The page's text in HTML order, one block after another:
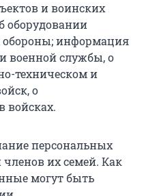
и воинских
оборудовании
обороны; информация
военной службы, о
техническом и
о
войсках.
персональных
их семей. Как
могут быть